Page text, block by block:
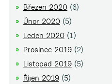
Březen 2020(6)
Únor 2020(5)
Leden 2020(1)
Prosinec 2019(2)
Listopad 2019(5)
Říjen 2019(5)